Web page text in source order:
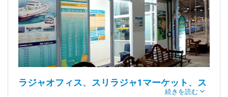
ラジャオフィス、スリラジャ1マーケット、ス
続きを読む